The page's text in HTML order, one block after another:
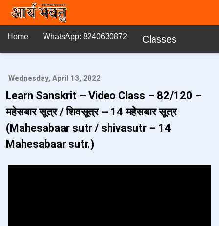
Home WhatsApp: 8240630872 Classes
Wednesday, April 13, 2022
Learn Sanskrit – Video Class – 82/120 –
महेसबार सूत्र / शिवसूत्र – 14 महेसबार सूत्र
(Mahesabaar sutr / shivasutr – 14
Mahesabaar sutr.)